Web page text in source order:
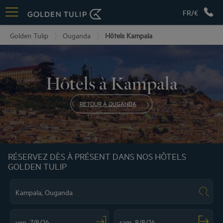
FR/€
Golden Tulip Ouganda Hôtels Kampala
Hôtels à Kampala
RETOUR À OUGANDA
RÉSERVEZ DÈS À PRÉSENT DANS NOS HÔTELS
GOLDEN TULIP